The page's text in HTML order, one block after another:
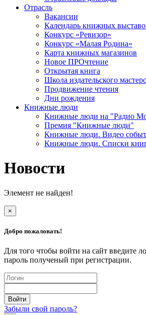
Отрасль
Вакансии
Календарь книжных
Конкурс «Ревизор»
Конкурс «Малая Родина»
Карта книжных магазинов
Новое ПРОчтение
Открытая книга
Школа издательского
Продвижение чтения
Дни рождения
Книжные люди
Книжные люди на "Радио
Премия "Книжные люди"
Книжные люди. Видео
Книжные люди. Списки
Новости
Элемент не найден!
×
Добро пожаловать!
Для того чтобы войти на сайт введите
пароль полученый при регистрации.
Забыли свой пароль?